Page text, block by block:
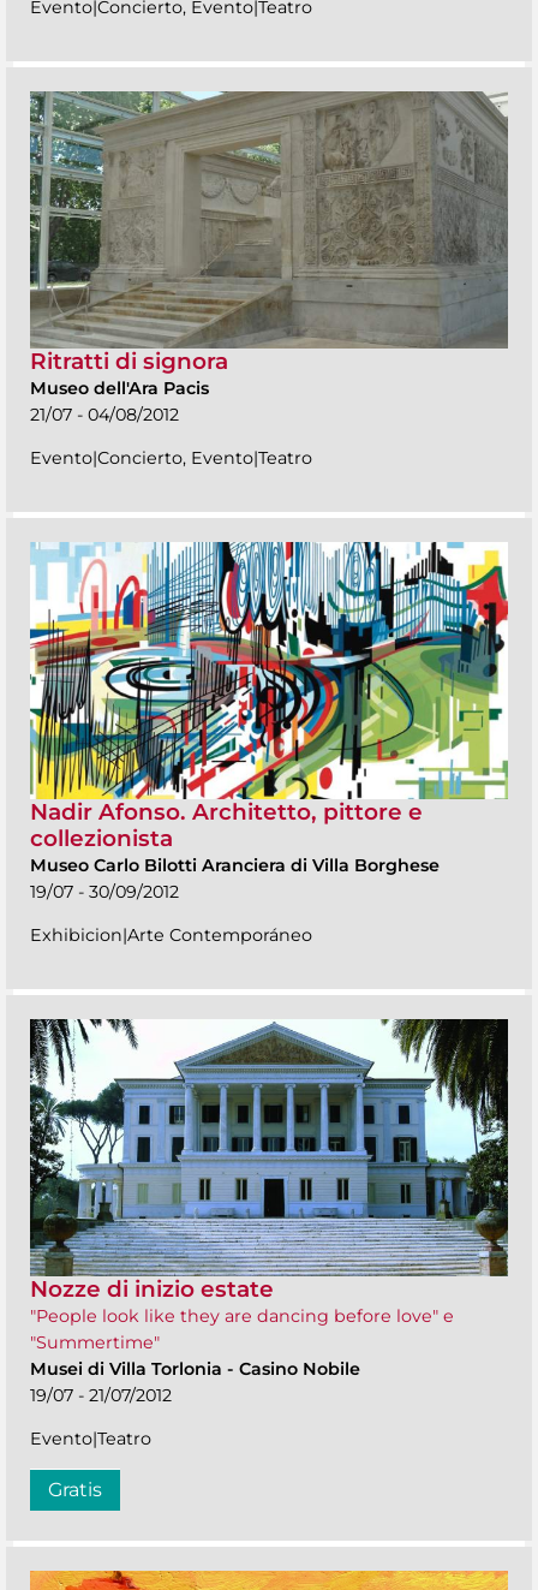
Evento|Concierto, Evento|Teatro
Ritratti di signora
Museo dell'Ara Pacis
21/07 - 04/08/2012
Evento|Concierto, Evento|Teatro
Nadir Afonso. Architetto, pittore e
collezionista
Museo Carlo Bilotti Aranciera di Villa Borghese
19/07 - 30/09/2012
Exhibicion|Arte Contemporáneo
Nozze di inizio estate
"People look like they are dancing before love" e
"Summertime"
Musei di Villa Torlonia - Casino Nobile
19/07 - 21/07/2012
Evento|Teatro
Gratis